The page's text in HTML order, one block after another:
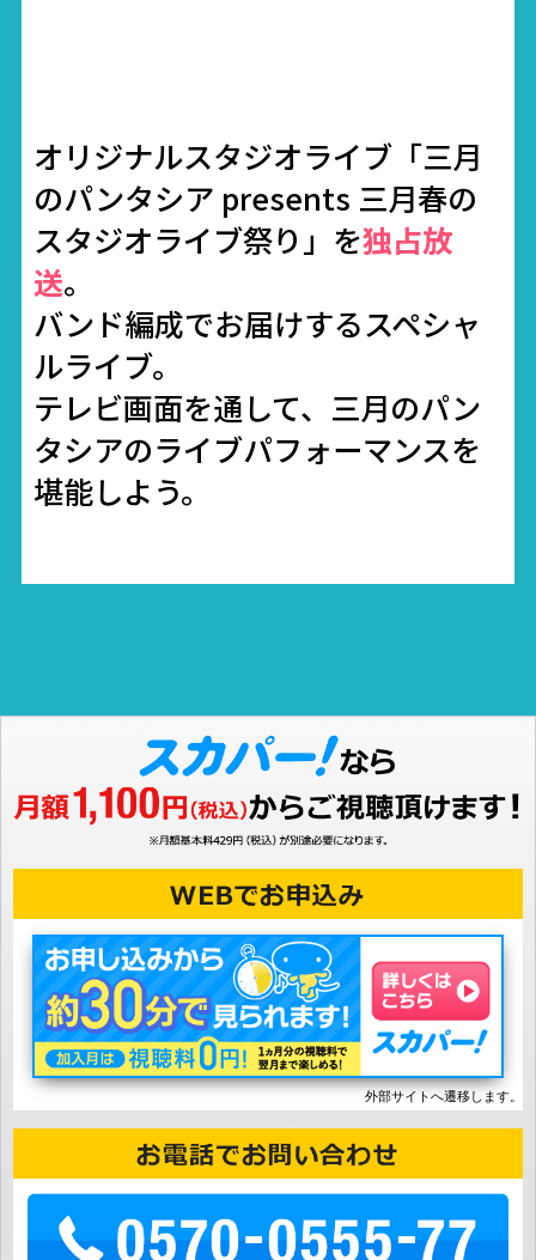
オリジナルスタジオライブ「三月
のパンタシア presents 三月春の
スタジオライブ祭り」を独占放
送。
バンド編成でお届けするスペシャ
ルライブ。
テレビ画面を通して、三月のパン
タシアのライブパフォーマンスを
堪能しよう。
外部サイトへ遷移します。